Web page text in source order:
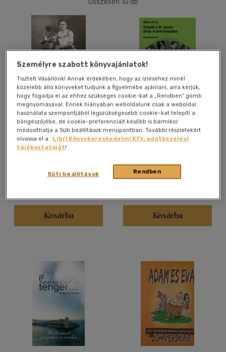
40 db / oldal
Alkalmaz
Összesen 10 db
Palócok földjén
Majoros István
E-könyv
Online ár:2 500 Ft
Kosárba
Franciák a 20. századi
Közép- és Kelet-Európában
Majoros István
Árinformációk
Online ár:1 900 Ft
Kosárba
Személyre szabott könyvajánlatok!
Tisztelt Vásárlónk! Annak érdekében, hogy az ízléséhez minél
közelebb álló könyveket tudjunk a figyelmébe ajánlani, arra kérjük,
hogy fogadja el az ehhez szükséges cookie-kat a „Rendben” gomb
megnyomásával. Ennek hiányában weboldalunk csak a weboldal
használata szempontjából legszükségesebb cookie-kat telepíti a
böngészőjébe, de cookie-preferenciáit később is bármikor
módosíthatja a Süti beállítások menüpontban. További részletekért
olvassa el a
Libri Könyvkereskedelmi Kft. adatkezelési
tájékoztatóját!
Rendben
Süti beállítások